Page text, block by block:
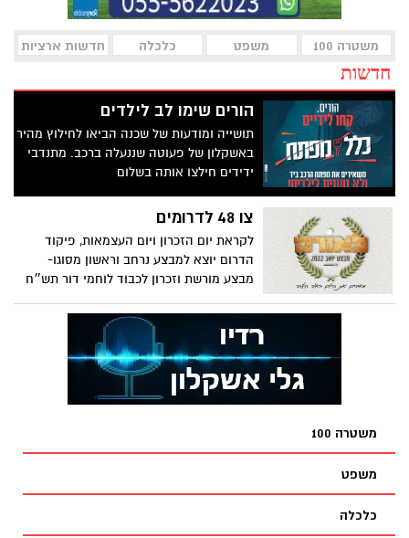
משטרה 100 משפט כלכלה חדשות ארציות
חדשות
הורים שימו לב לילדים
תושייה ומודעות של שכנה הביאו לחילוץ מהיר
באשקלון של פעוטה שננעלה ברכב. מתנדבי
ידידים חילצו אותה בשלום
צו 48 לדרומים
לקראת יום הזכרון ויום העצמאות, פיקוד
הדרום יוצא למבצע נרחב וראשון מסוגו-
מבצע מורשת וזכרון לכבוד לוחמי דור תש״ח
משטרה 100
משפט
כלכלה